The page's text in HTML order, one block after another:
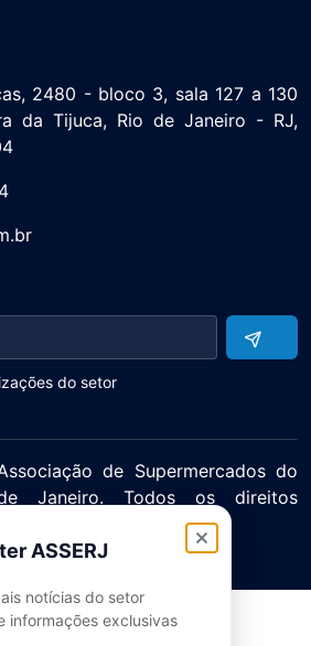
ASSERJ
notícias do setor
informações exclusivas
2480 - bloco 3, sala 127 a 130
da Tijuca, Rio de Janeiro - RJ,
do setor
de Supermercados do
Janeiro. Todos os direitos
Termos de Uso